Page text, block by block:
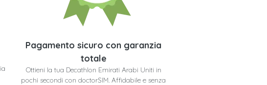
Pagamento sicuro con garanzia
totale
Ottieni la tua Decathlon Emirati Arabi Uniti in
pochi secondi con doctorSIM. Affidabile e senza